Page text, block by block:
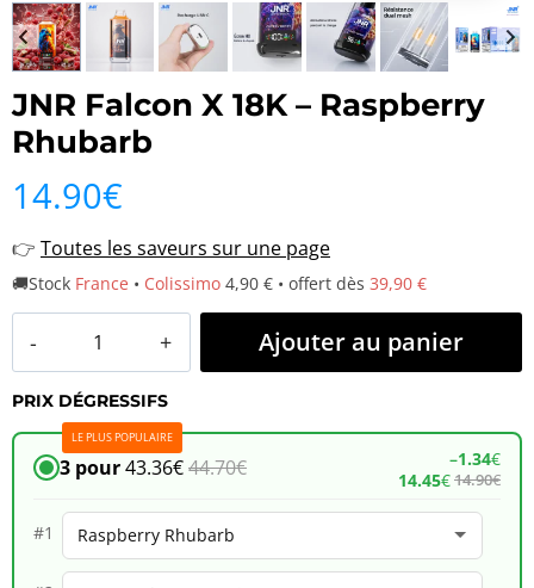
JNR Falcon X 18K – Raspberry
Rhubarb
14.90€
👉 Toutes les saveurs sur une page
🚚Stock France • Colissimo 4,90 € • offert dès 39,90 €
de
JNR
Falcon
18K
Ajouter au panier
PRIX DÉGRESSIFS
LE PLUS POPULAIRE
3 pour43.36€44.70€ –1.34€
14.45€14.90€
#1